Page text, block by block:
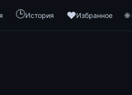
🕒История ❤️Избранное